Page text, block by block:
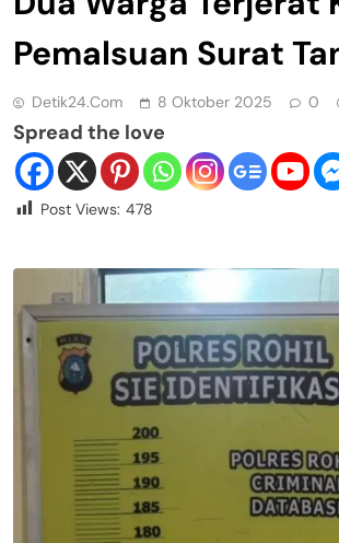
Pemalsuan Surat
Detik24.com 8 Oktober 2025 0
Spread the love
Post Views: 478